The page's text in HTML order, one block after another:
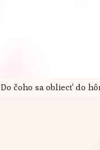
Do čoho sa obliecť do